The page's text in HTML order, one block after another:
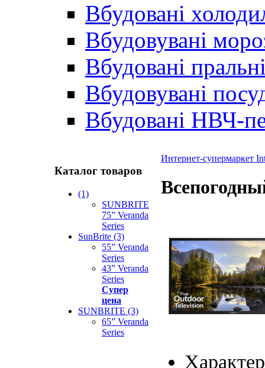
Вбудовані
Вбудовувані
Вбудовані
Вбудовувані
Вбудовані НВЧ-
Каталог товаров
(1)
SUNBRITE
75” Veranda
Series
SunBrite (3)
55” Veranda
Series
43” Veranda
Series
Супер
цена
SUNBRITE (3)
65” Veranda
Series
Интернет-супермаркет